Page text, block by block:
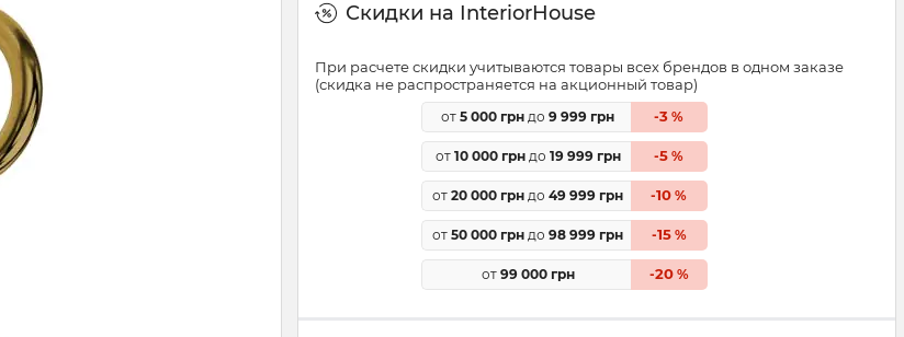
Скидки на InteriorHouse
При расчете скидки учитываются товары всех брендов в одном заказе
(скидка не распространяется на акционный товар)
от 5 000 грн до 9 999 грн -3 %
от 10 000 грндо 19 999 грн -5 %
от 20 000 грн до 49 999 грн -10 %
от 50 000 грн до 98 999 грн -15%
от 99 000 грн -20%